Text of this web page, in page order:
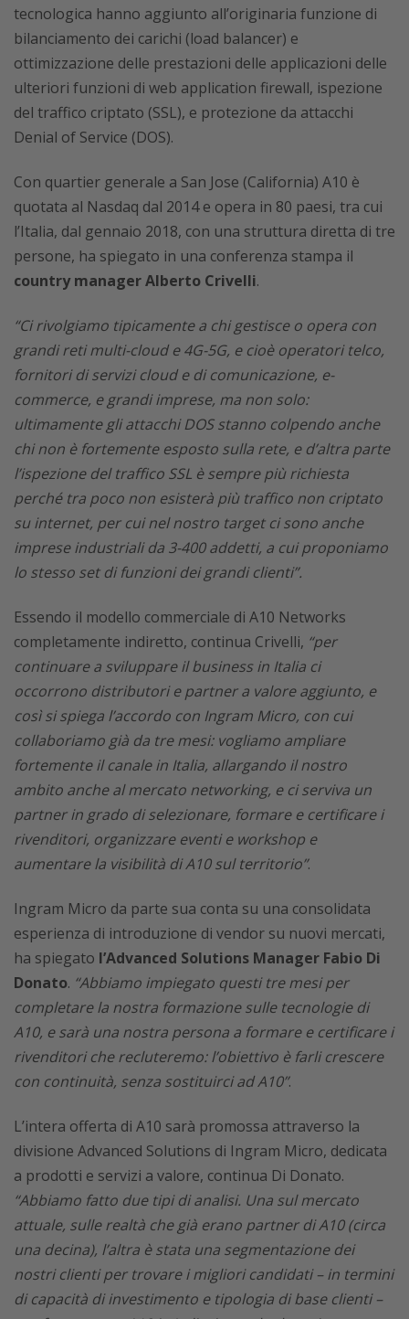
tecnologica hanno aggiunto all’originaria funzione di
bilanciamento dei carichi (load balancer) e
ottimizzazione delle prestazioni delle applicazioni delle
ulteriori funzioni di web application firewall, ispezione
del traffico criptato (SSL), e protezione da attacchi
Denial of Service (DOS).
Con quartier generale a San Jose (California) A10 è
quotata al Nasdaq dal 2014 e opera in 80 paesi, tra cui
l’Italia, dal gennaio 2018, con una struttura diretta di tre
persone, ha spiegato in una conferenza stampa il
country manager Alberto Crivelli.
“Ci rivolgiamo tipicamente a chi gestisce o opera con
grandi reti multi-cloud e 4G-5G, e cioè operatori telco,
fornitori di servizi cloud e di comunicazione, e-
commerce, e grandi imprese, ma non solo:
ultimamente gli attacchi DOS stanno colpendo anche
chi non è fortemente esposto sulla rete, e d’altra parte
l’ispezione del traffico SSL è sempre più richiesta
perché tra poco non esisterà più traffico non criptato
su internet, per cui nel nostro target ci sono anche
imprese industriali da 3-400 addetti, a cui proponiamo
lo stesso set di funzioni dei grandi clienti”.
Essendo il modello commerciale di A10 Networks
completamente indiretto, continua Crivelli, “per
continuare a sviluppare il business in Italia ci
occorrono distributori e partner a valore aggiunto, e
così si spiega l’accordo con Ingram Micro, con cui
collaboriamo già da tre mesi: vogliamo ampliare
fortemente il canale in Italia, allargando il nostro
ambito anche al mercato networking, e ci serviva un
partner in grado di selezionare, formare e certificare i
rivenditori, organizzare eventi e workshop e
aumentare la visibilità di A10 sul territorio”.
Ingram Micro da parte sua conta su una consolidata
esperienza di introduzione di vendor su nuovi mercati,
ha spiegato l’Advanced Solutions Manager Fabio Di
Donato. “Abbiamo impiegato questi tre mesi per
completare la nostra formazione sulle tecnologie di
A10, e sarà una nostra persona a formare e certificare i
rivenditori che recluteremo: l’obiettivo è farli crescere
con continuità, senza sostituirci ad A10”.
L’intera offerta di A10 sarà promossa attraverso la
divisione Advanced Solutions di Ingram Micro, dedicata
a prodotti e servizi a valore, continua Di Donato.
“Abbiamo fatto due tipi di analisi. Una sul mercato
attuale, sulle realtà che già erano partner di A10 (circa
una decina), l’altra è stata una segmentazione dei
nostri clienti per trovare i migliori candidati – in termini
di capacità di investimento e tipologia di base clienti –